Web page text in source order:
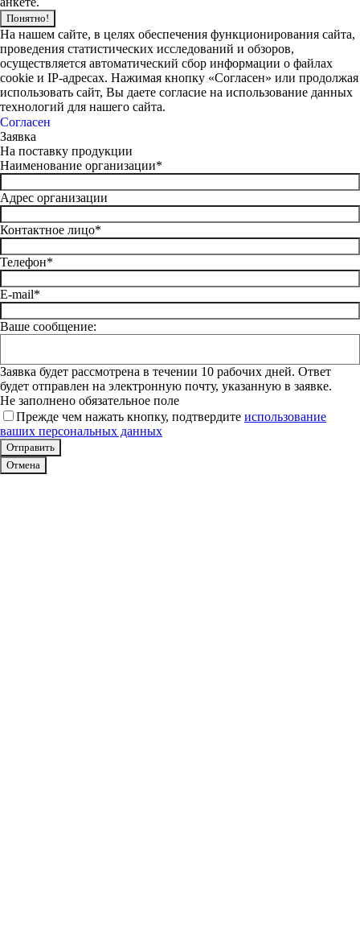
Понятно!
На нашем сайте, в целях обеспечения функционирования сайта,
проведения статистических исследований и обзоров,
осуществляется автоматический сбор информации о файлах
cookie и IP-адресах. Нажимая кнопку «Согласен» или продолжая
использовать сайт, Вы даете согласие на использование данных
технологий для нашего сайта.
Согласен
Заявка
На поставку продукции
Наименование организации*
Адрес организации
Контактное лицо*
Телефон*
E-mail*
Ваше сообщение:
Заявка будет рассмотрена в течении 10 рабочих дней. Ответ
будет отправлен на электронную почту, указанную в заявке.
Не заполнено обязательное поле
Прежде чем нажать кнопку, подтвердите использование
ваших персональных данных
Отмена